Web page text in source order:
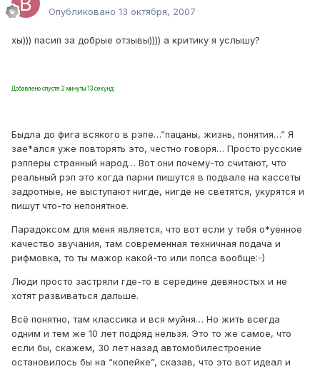
Опубликовано 13 октября, 2007
хы))) пасип за добрые отзывы)))) а критику я услышу?
Добавлено спустя 2 минуты 13 секунд:
Быдла до фига всякого в рэпе…”пацаны, жизнь, понятия…” Я
зае*ался уже повторять это, честно говоря… Просто русские
рэпперы странный народ… Вот они почему-то считают, что
реальный рэп это когда парни пишутся в подвале на кассеты
задротные, не выступают нигде, нигде не светятся, укурятся и
пишут что-то непонятное.
Парадоксом для меня является, что вот если у тебя о*уенное
качество звучания, там современная техничная подача и
рифмовка, то ты мажор какой-то или попса вообще:-)
Люди просто застряли где-то в середине девяностых и не
хотят развиваться дальше.
Всё понятно, там классика и вся муйня… Но жить всегда
одним и тем же 10 лет подряд нельзя. Это то же самое, что
если бы, скажем, 30 лет назад автомобилестроение
остановилось бы на “копейке”, сказав, что это вот идеал и